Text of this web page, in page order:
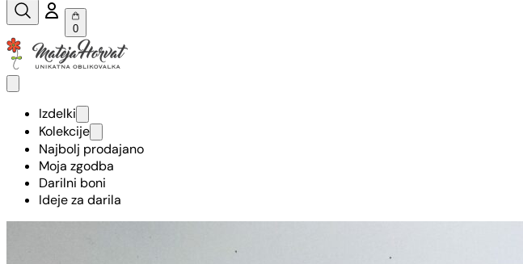
0
Izdelki
Kolekcije
Najbolj prodajano
Moja zgodba
Darilni boni
Ideje za darila